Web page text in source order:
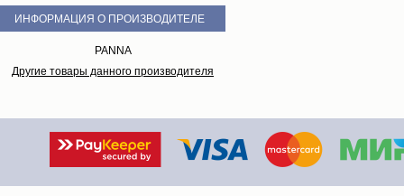
ИНФОРМАЦИЯ О ПРОИЗВОДИТЕЛЕ
PANNA
Другие товары данного производителя